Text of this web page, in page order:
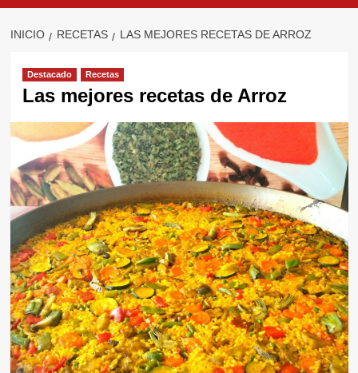
INICIO RECETAS LAS MEJORES RECETAS DE ARROZ
Destacado Recetas
Las mejores recetas de Arroz